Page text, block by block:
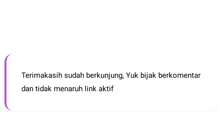
Terimakasih sudah berkunjung, Yuk bijak berkomentar
dan tidak menaruh link aktif